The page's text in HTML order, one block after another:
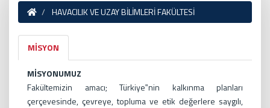
HAVACILIK VE UZAY BİLİMLERİ FAKÜLTESİ
MİSYON
MİSYONUMUZ
Fakültemizin amacı; Türkiye‟nin kalkınma planları
çerçevesinde, çevreye, topluma ve etik değerlere saygılı,